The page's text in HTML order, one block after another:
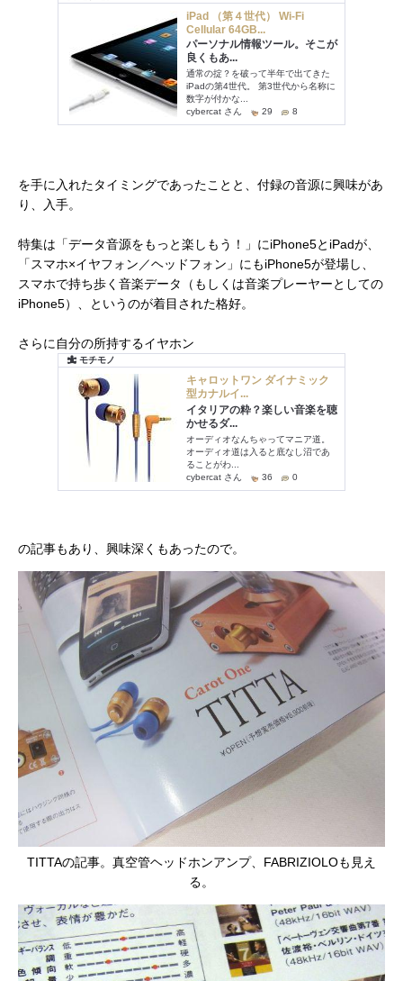
を手に入れたタイミングであったことと、付録の音源に興味があ
り、入手。
特集は「データ音源をもっと楽しもう！」にiPhone5とiPadが、
「スマホ×イヤフォン／ヘッドフォン」にもiPhone5が登場し、
スマホで持ち歩く音楽データ（もしくは音楽プレーヤーとしての
iPhone5）、というのが着目された格好。
さらに自分の所持するイヤホン
の記事もあり、興味深くもあったので。
TITTAの記事。真空管ヘッドホンアンプ、FABRIZIOLOも見え
る。